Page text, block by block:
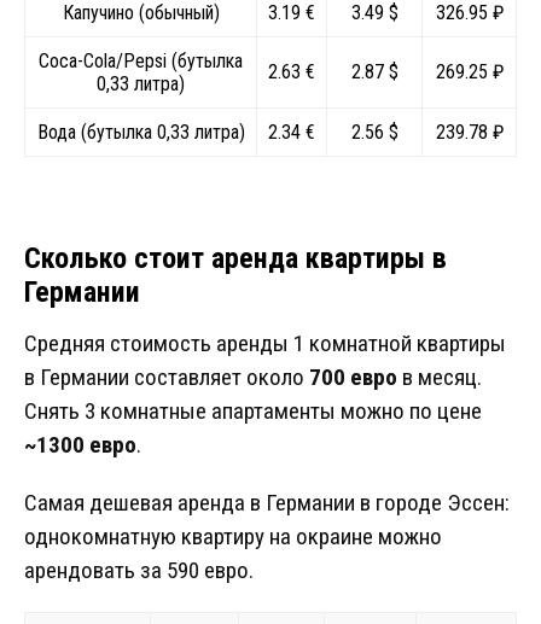
Капучино (обычный) 3.19 € 3.49 $ 326.95 ₽
Coca-Cola/Pepsi (бутылка
0,33 литра)
2.63 € 2.87 $ 269.25 ₽
Вода (бутылка 0,33 литра) 2.34 € 2.56 $ 239.78 ₽
Сколько стоит аренда квартиры в
Германии
Средняя стоимость аренды 1 комнатной квартиры
в Германии составляет около 700 евро в месяц.
Снять 3 комнатные апартаменты можно по цене
~1300 евро.
Самая дешевая аренда в Германии в городе Эссен:
однокомнатную квартиру на окраине можно
арендовать за 590 евро.